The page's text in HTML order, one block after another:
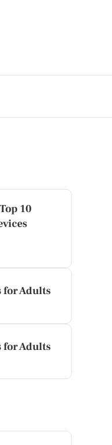
10
for Adults
for Adults